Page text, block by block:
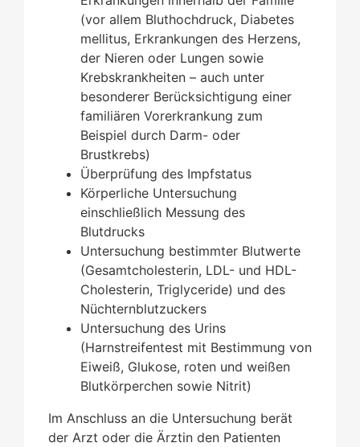
(vor allem Bluthochdruck, Diabetes
mellitus, Erkrankungen des Herzens,
der Nieren oder Lungen sowie
Krebskrankheiten – auch unter
besonderer Berücksichtigung einer
familiären Vorerkrankung zum
Beispiel durch Darm- oder
Brustkrebs)
Überprüfung des Impfstatus
Körperliche Untersuchung
einschließlich Messung des
Blutdrucks
Untersuchung bestimmter Blutwerte
(Gesamtcholesterin, LDL- und HDL-
Cholesterin, Triglyceride) und des
Nüchternblutzuckers
Untersuchung des Urins
(Harnstreifentest mit Bestimmung von
Eiweiß, Glukose, roten und weißen
Blutkörperchen sowie Nitrit)
Im Anschluss an die Untersuchung berät
der Arzt oder die Ärztin den Patienten